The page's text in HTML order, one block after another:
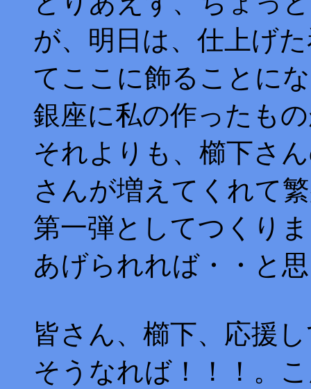
が、明日は、仕上げ
てここに飾ることに
銀座に私の作ったも
それよりも、櫛下さ
さんが増えてくれて
第一弾としてつくり
あげられれば・・と
皆さん、櫛下、応援
そうなれば！！！。